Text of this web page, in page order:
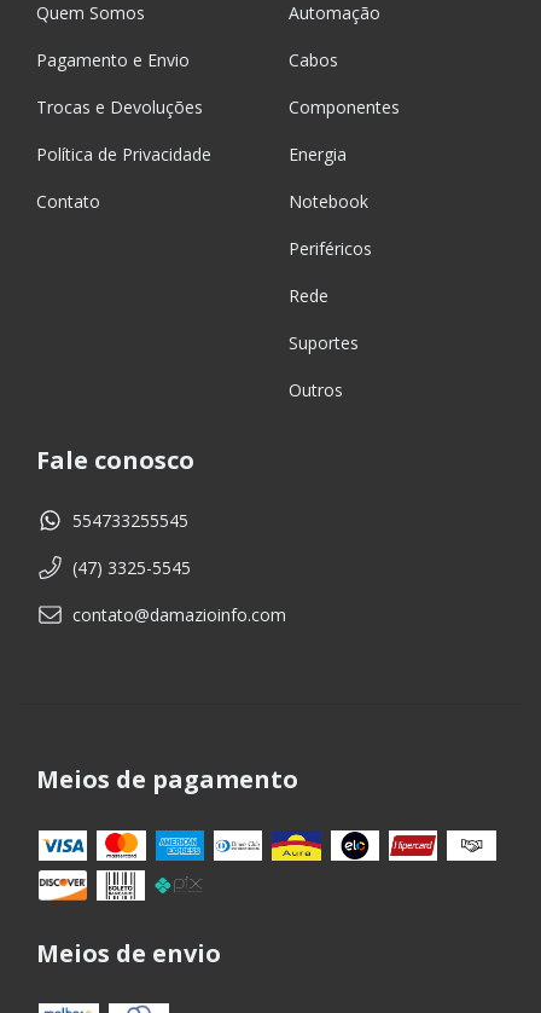
Quem Somos
Pagamento e Envio
Trocas e Devoluções
Política de Privacidade
Contato
Automação
Cabos
Componentes
Energia
Notebook
Periféricos
Rede
Suportes
Outros
Fale conosco
554733255545
(47) 3325-5545
contato@damazioinfo.com
Meios de pagamento
Meios de envio